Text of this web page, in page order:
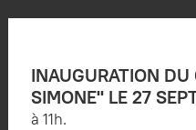
INAUGURATION DU
SIMONE" LE 27
à 11h.